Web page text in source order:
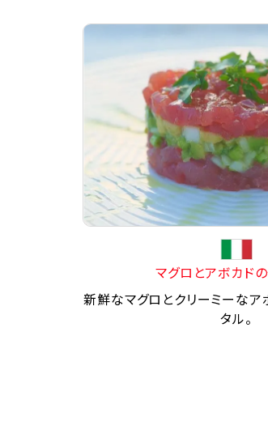
マグロとアボカド
新鮮なマグロとクリーミーなア
タル。